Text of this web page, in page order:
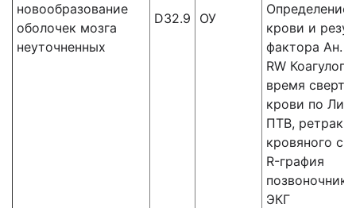
новообразование
оболочек мозга
неуточненных
D32.9 ОУ
Определение
крови и
фактора Ан.
RW
время
крови по Ли-
ПТВ,
кровяного
R-графия
ЭКГ